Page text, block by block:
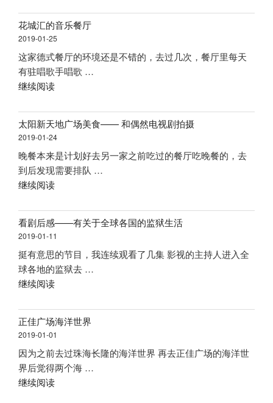
挺
长
时
间
没
有
新
网
了”
花城汇的音乐餐厅
2019-01-25
这家德式餐厅的环境还是不错的，去过几次，餐厅里每天
有驻唱歌手唱歌 …
继续阅读“花
汇
的
音
乐
餐
厅”
太阳新天地广场美食—— 和偶然电视剧拍摄
2019-01-24
晚餐本来是计划好去另一家之前吃过的餐厅吃晚餐的，去
到后发现需要排队 …
继续阅读“太
新
天
地
广
场
美
——
和
然
电
视
看剧后感——有关于全球各国的监狱生活
2019-01-11
挺有意思的节目，我连续观看了几集 影视的主持人进入全
球各地的监狱去 …
继续阅读“看
后
感
——
有
关
于
正佳广场海洋世界
2019-01-01
因为之前去过珠海长隆的海洋世界 再去正佳广场的海洋世
界后觉得两个海 …
继续阅读“正